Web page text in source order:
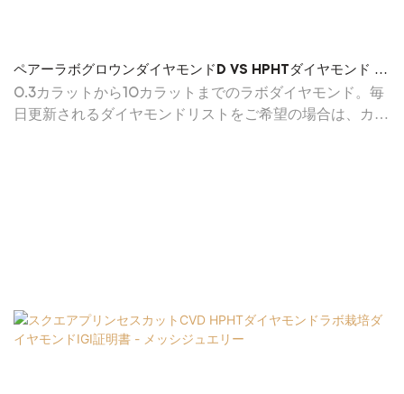
ペアーラボグロウンダイヤモンドD VS HPHTダイヤモンド -
メッシジュエリー
0.3カラットから10カラットまでのラボダイヤモンド。毎
日更新されるダイヤモンドリストをご希望の場合は、カス